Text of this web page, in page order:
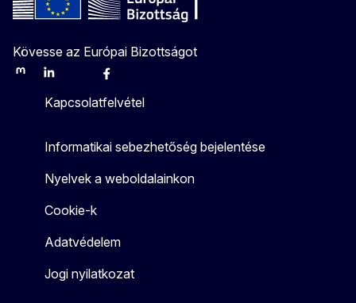
Kövesse az Európai Bizottságot
MastodonLinkedInBlueskyFacebook
Kapcsolatfelvétel
Informatikai sebezhetőség bejelentése
Nyelvek a weboldalainkon
Cookie-k
Adatvédelem
Jogi nyilatkozat